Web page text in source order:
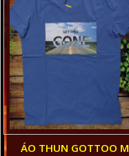
ÁO THUN GOTTOO M